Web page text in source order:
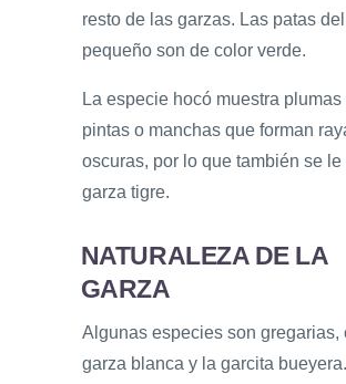
resto de las garzas. Las patas
pequeño son de color verde.
La especie hocó muestra plumas
pintas o manchas que forman
oscuras, por lo que también se le
garza tigre.
NATURALEZA DE LA
GARZA
Algunas especies son gregarias,
garza blanca y la garcita